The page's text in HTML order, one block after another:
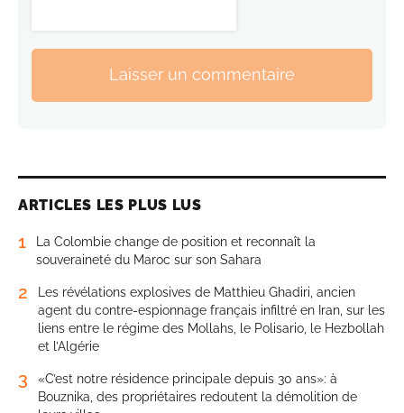
Laisser un commentaire
ARTICLES LES PLUS LUS
1
La Colombie change de position et reconnaît la
souveraineté du Maroc sur son Sahara
2
Les révélations explosives de Matthieu Ghadiri, ancien
agent du contre-espionnage français infiltré en Iran, sur les
liens entre le régime des Mollahs, le Polisario, le Hezbollah
et l’Algérie
3
«C’est notre résidence principale depuis 30 ans»: à
Bouznika, des propriétaires redoutent la démolition de